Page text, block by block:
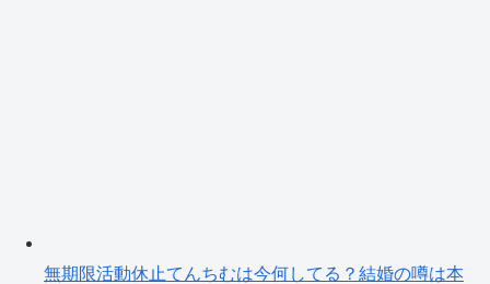
無期限活動休止てんちむは今何してる？結婚の噂は本